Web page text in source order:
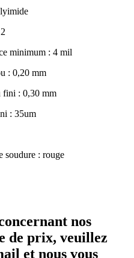
minimum : 4 mil
: 0,20 mm
fini : 0,30 mm
: 35um
soudure : rouge
nos
de prix, veuillez
et nous vous